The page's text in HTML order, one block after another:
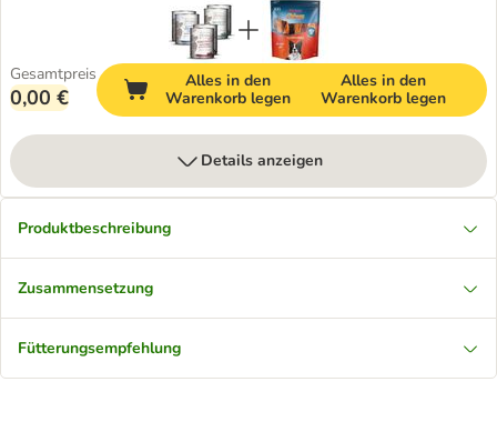
Gesamtpreis
0,00 €
Alles in den
Warenkorb legen
Alles in den
Warenkorb legen
Details anzeigen
Produktbeschreibung
Zusammensetzung
Fütterungsempfehlung